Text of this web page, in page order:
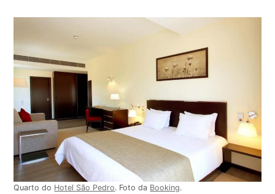
Quarto do Hotel São Pedro. Foto da Booking.